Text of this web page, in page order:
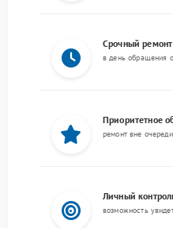
Срочный ремонт
в день обращения
Приоритетное
ремонт вне очереди
Личный
возможность